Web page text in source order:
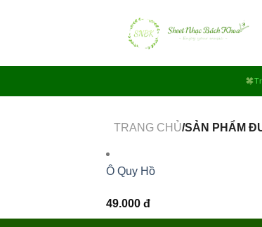
TRANG CHỦ/SẢN PHẨM
Ô Quy Hồ
49.000 đ